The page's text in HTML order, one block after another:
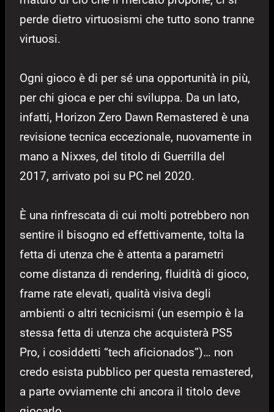
perde dietro virtuosismi che tutto sono tranne
virtuosi.
Ogni gioco è di per sé una opportunità in più,
per chi gioca e per chi sviluppa. Da un lato,
infatti, Horizon Zero Dawn Remastered è una
revisione tecnica eccezionale, nuovamente in
mano a Nixxes, del titolo di Guerrilla del
2017, arrivato poi su PC nel 2020.
È una rinfrescata di cui molti potrebbero non
sentire il bisogno ed effettivamente, tolta la
fetta di utenza che è attenta a parametri
come distanza di rendering, fluidità di gioco,
frame rate elevati, qualità visiva degli
ambienti o altri tecnicismi (un esempio è la
stessa fetta di utenza che acquisterà PS5
Pro, i cosiddetti “tech aficionados”)… non
credo esista pubblico per questa remastered,
a parte ovviamente chi ancora il titolo deve